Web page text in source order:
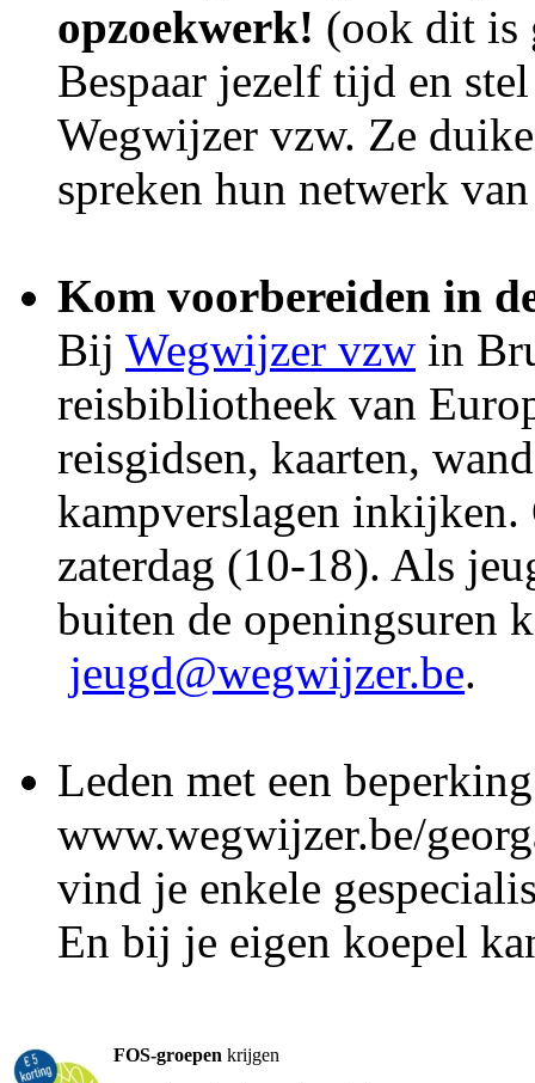
opzoekwerk! (ook dit is
Bespaar jezelf tijd en
Wegwijzer vzw. Ze
spreken hun netwerk
Kom voorbereiden in
Bij Wegwijzer vzw in
reisbibliotheek van
reisgidsen, kaarten,
kampverslagen inkijken.
zaterdag (10-18). Als
buiten de openingsuren
jeugd@wegwijzer.be.
Leden met een
www.wegwijzer.be/
vind je enkele
En bij je eigen koepel
FOS-groepen krijgen